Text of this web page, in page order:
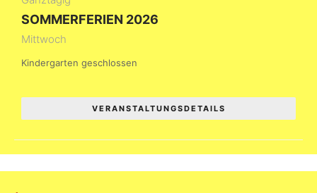
SOMMERFERIEN 2026
Mittwoch
Kindergarten geschlossen
VERANSTALTUNGSDETAILS